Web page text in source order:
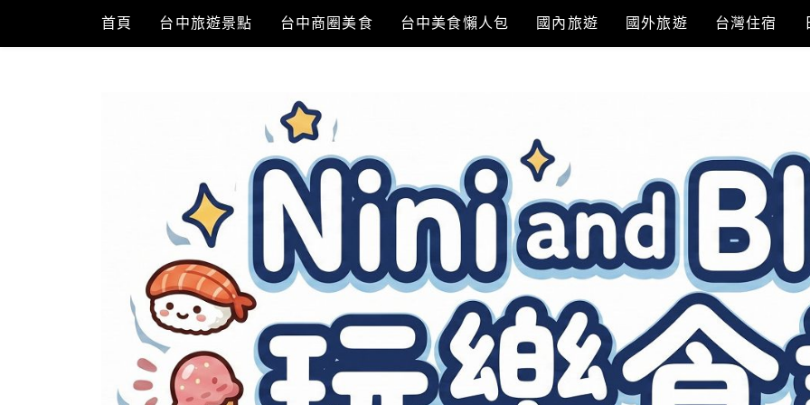
content
首頁 台中旅遊景點 台中商圈美食 台中美食懶人包 國內旅遊 國外旅遊 台灣住宿